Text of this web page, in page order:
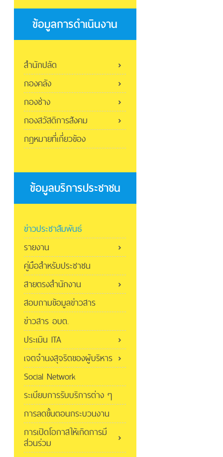
ข้อมูลการดำเนินงาน
สำนักปลัด
กองคลัง
กองช่าง
กองสวัสดิการสังคม
กฎหมายที่เกี่ยวข้อง
ข้อมูลบริการประชาชน
ข่าวประชาสัมพันธ์
รายงาน
คู่มือสำหรับประชาชน
สายตรงสำนักงาน
สอบถามข้อมูลข่าวสาร
ข่าวสาร อบต.
ประเมิน ITA
เจตจำนงสุจริตของผู้บริหาร
Social Network
ระเบียบการรับบริการต่าง ๆ
การลดขั้นตอนกระบวนงาน
การเปิดโอกาสให้เกิดการมี
ส่วนร่วม